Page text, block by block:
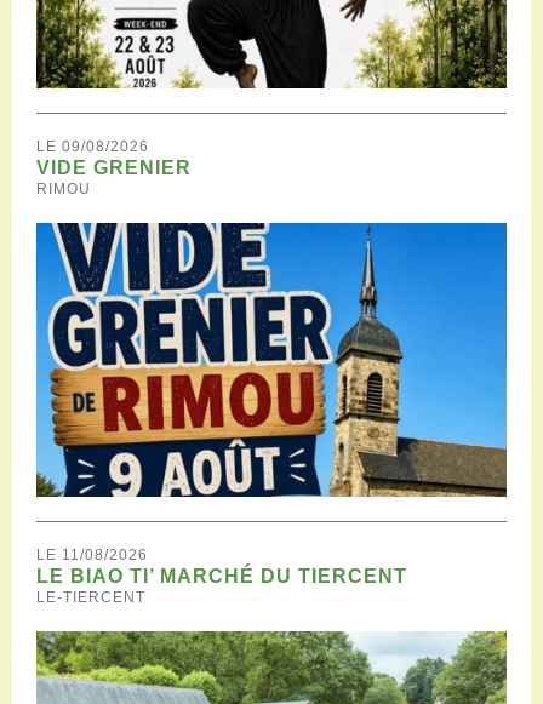
LE 09/08/2026
VIDE GRENIER
RIMOU
LE 11/08/2026
LE BIAO TI’ MARCHÉ DU TIERCENT
LE-TIERCENT